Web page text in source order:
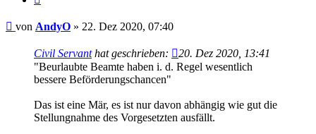
Beitrag
von AndyO » 22. Dez 2020, 07:40
Civil Servanthat geschrieben:
20. Dez 2020, 13:41
"Beurlaubte Beamte haben i. d. Regel wesentlich
bessere Beförderungschancen"
Das ist eine Mär, es ist nur davon abhängig wie gut die
Stellungnahme des Vorgesetzten ausfällt.